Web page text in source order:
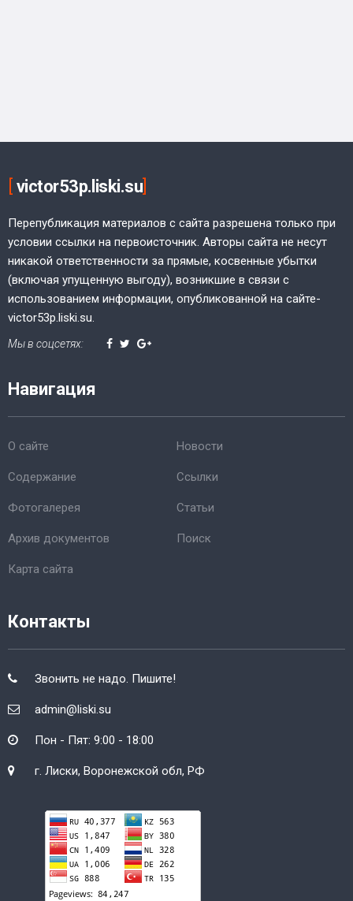
victor53p.liski.su]
Перепубликация материалов с сайта разрешена только при
условии ссылки на первоисточник. Авторы сайта не несут
никакой ответственности за прямые, косвенные убытки
(включая упущенную выгоду), возникшие в связи с
использованием информации, опубликованной на сайте-
victor53p.liski.su.
Мы в соцсетях:
Навигация
О сайте Новости
Содержание Ссылки
Фотогалерея Статьи
Архив документов Поиск
Карта сайта
Контакты
Звонить не надо. Пишите!
admin@liski.su
Пон - Пят: 9:00 - 18:00
г. Лиски, Воронежской обл, РФ